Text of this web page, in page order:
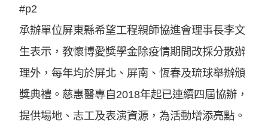
#p2
承辦單位屏東縣希望工程親師協進會理事長李文
生表示，教懷博愛獎學金除疫情期間改採分散辦
理外，每年均於屏北、屏南、恆春及琉球舉辦頒
獎典禮。慈惠醫專自2018年起已連續四屆協辦，
提供場地、志工及表演資源，為活動增添亮點。